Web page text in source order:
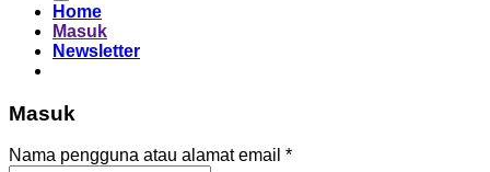
Home
Masuk
Newsletter
Masuk
Nama pengguna atau alamat email *Wajib